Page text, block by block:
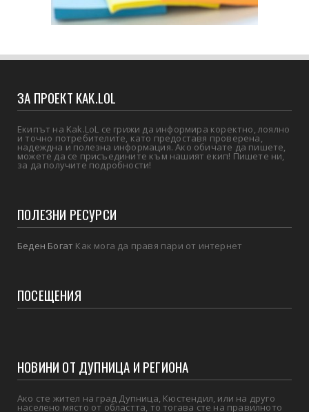
ЗА ПРОЕКТ KAK.LOL
Екипът на Kak.LoL се грижи да информира коректно, лоялно
и точно потребителите, като предоставя проверена,
надеждна и полезна информация. Ако обичате да пишете,
можете да се присъедините към нашият екип! Пишете ни,
за да получите подробности!
ПОЛЕЗНИ РЕСУРСИ
Беден Богат Как мога да правя пари от интернет
ПОСЕЩЕНИЯ
НОВИНИ ОТ ДУПНИЦА И РЕГИОНА
Ако сте жител на град Дупница, Кюстендил, или на друго
населено място от областта, то тогава сте на правилното